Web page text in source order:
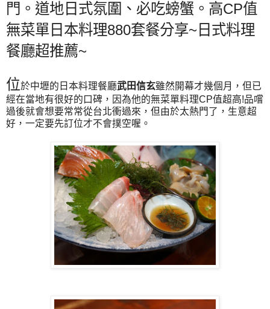
門。道地日式氛圍、必吃螃蟹。高CP值
無菜單日本料理880套餐分享~日式料理
餐廳超推薦~
位於中壢的日本料理餐廳武田信玄雖然開幕才幾個月，但已
經在當地有很好的口碑，因為他的無菜單料理CP值超高!品嚐
過後就會想要常常從台北衝過來，但由於太熱門了，生意超
好，一定要先訂位才不會撲空喔。